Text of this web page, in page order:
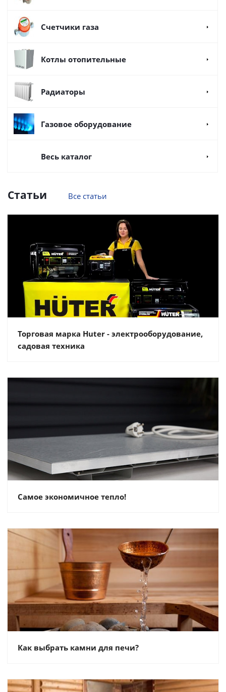
Счетчики газа
Котлы отопительные
Радиаторы
Газовое оборудование
Весь каталог
Статьи Все статьи
Торговая марка Huter - электрооборудование,
садовая техника
Самое экономичное тепло!
Как выбрать камни для печи?